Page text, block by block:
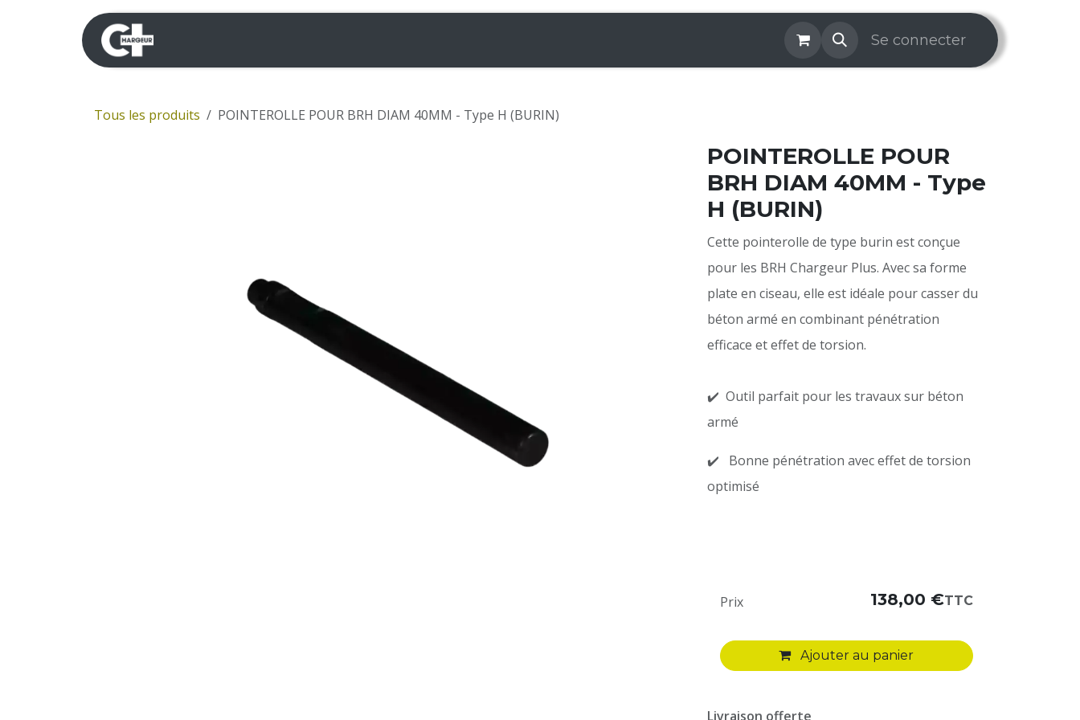
Se rendre au contenu
Infos & Services Galerie Aide Prise de rendez-
Se connecter
Tous les produits POINTEROLLE POUR BRH DIAM 40MM - Type H (BURIN)
POINTEROLLE POUR
BRH DIAM 40MM - Type
H (BURIN)
Cette pointerolle de type burin est conçue
pour les BRH Chargeur Plus. Avec sa forme
plate en ciseau, elle est idéale pour casser du
béton armé en combinant pénétration
efficace et effet de torsion.
✔️ Outil parfait pour les travaux sur béton
armé
✔️ Bonne pénétration avec effet de torsion
optimisé
Ajouter au panier
Prix 138,00 €TTC
Livraison offerte